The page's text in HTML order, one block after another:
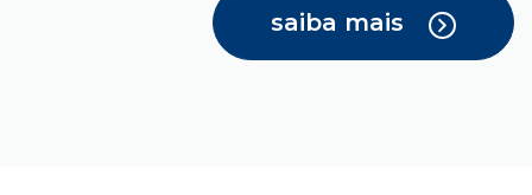
saiba mais